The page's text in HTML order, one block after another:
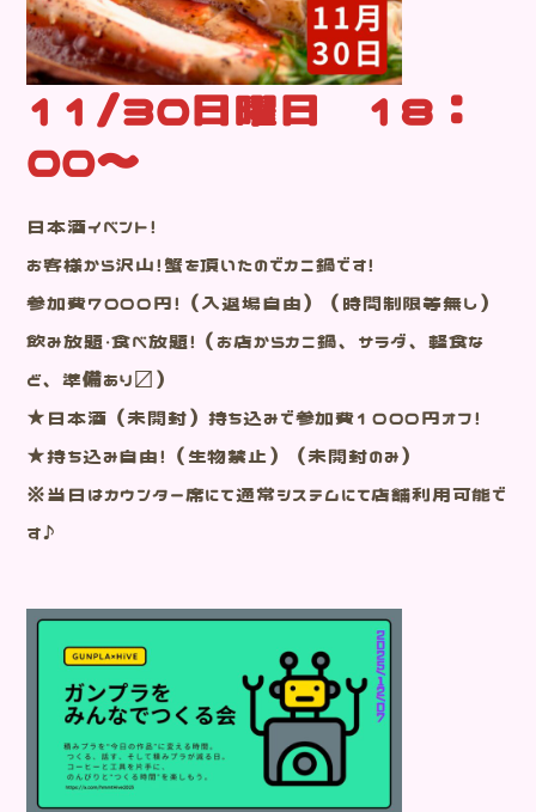
11/30日曜日 18：
00～
日本酒イベント！
お客様から沢山！蟹を頂いたのでカニ鍋です！
参加費7000円！（入退場自由）（時間制限等無し）
飲み放題・食べ放題！（お店からカニ鍋、サラダ、軽食な
ど、準備あり〼）
★日本酒（未開封）持ち込みで参加費１０００円オフ！
★持ち込み自由！（生物禁止）（未開封のみ）
※当日はカウンター席にて通常システムにて店舗利用可能で
す♪